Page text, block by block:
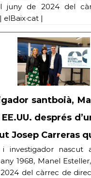
juny de 2024 del
|
santboià,
després
Josep Carreras
investigador nascut
1968, Manel
del càrrec de